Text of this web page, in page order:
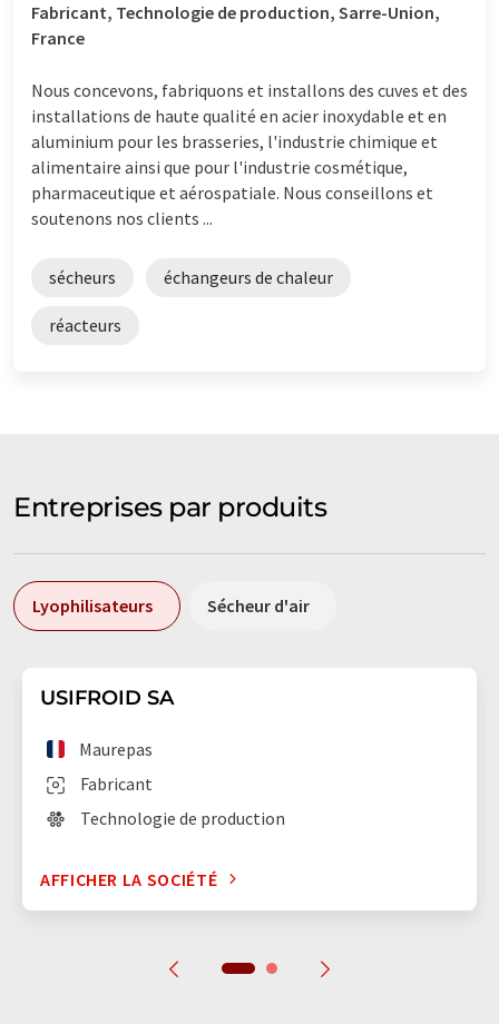
Fabricant, Technologie de production, Sarre-Union,
France
Nous concevons, fabriquons et installons des cuves et des
installations de haute qualité en acier inoxydable et en
aluminium pour les brasseries, l'industrie chimique et
alimentaire ainsi que pour l'industrie cosmétique,
pharmaceutique et aérospatiale. Nous conseillons et
soutenons nos clients ...
sécheurs échangeurs de chaleur
réacteurs
Entreprises par produits
Lyophilisateurs Sécheur d'air
USIFROID SA
Fabricant
Maurepas
Technologie de production
AFFICHER LA SOCIÉTÉ